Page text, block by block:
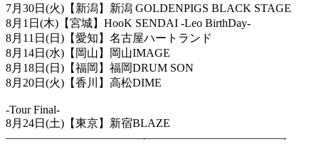
7月 30日 (火) 【新潟】新潟 GOLDENPIGS BLACK STAGE
8月 1 日 (木) 【宮城】 HooK SENDAI -Leo BirthDay-
8月 11 日 (日 ) 【愛知】名古屋ハートランド
8月 14日 (水) 【岡山】岡山IMAGE
8月 18日 (日 ) 【福岡】福岡DRUM SON
8月 20日 (火) 【香川】高松DIME
-Tour Final-
8月 24日 (土) 【東京】新宿BLAZE
————————————-————————————-